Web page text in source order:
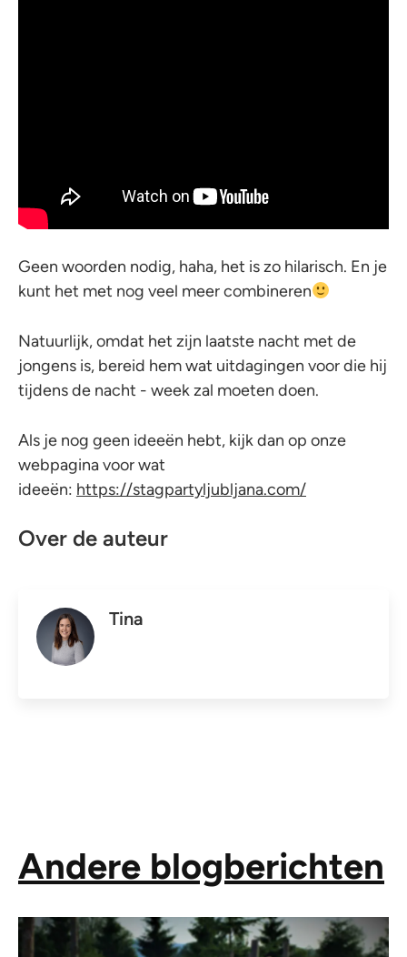
Geen woorden nodig, haha, het is zo hilarisch. En je
kunt het met nog veel meer combineren
Natuurlijk, omdat het zijn laatste nacht met de
jongens is, bereid hem wat uitdagingen voor die hij
tijdens de nacht - week zal moeten doen.
Als je nog geen ideeën hebt, kijk dan op onze
webpagina voor wat
ideeën: https://stagpartyljubljana.com/
Over de auteur
Tina
Andere blogberichten